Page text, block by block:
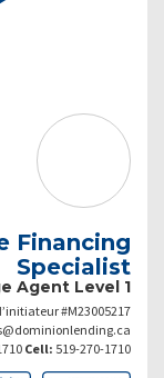
Financing
Specialist
Agent Level 1
#M23005217
Cell: 519-270-1710